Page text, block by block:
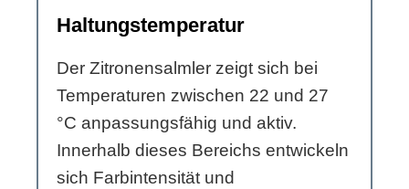
Haltungstemperatur
Der Zitronensalmler zeigt sich bei
Temperaturen zwischen 22 und 27
°C anpassungsfähig und aktiv.
Innerhalb dieses Bereichs entwickeln
sich Farbintensität und